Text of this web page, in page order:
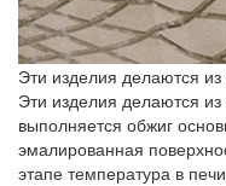
Эти изделия делаются
Эти изделия делаются
выполняется обжиг
эмалированная
этапе температура в